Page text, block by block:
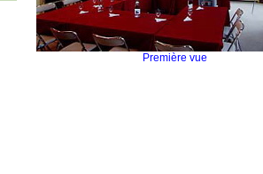
Première vue